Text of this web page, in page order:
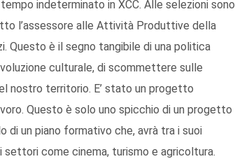
indeterminato in XCC. Alle selezioni sono
l’assessore alle Attività Produttive della
Questo è il segno tangibile di una politica
culturale, di scommettere sulle
nostro territorio. E’ stato un progetto
Questo è solo uno spicchio di un progetto
di un piano formativo che, avrà tra i suoi
come cinema, turismo e agricoltura.